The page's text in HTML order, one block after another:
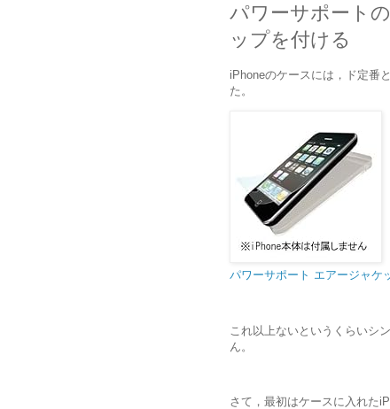
パワーサポート
ップを付ける
iPhoneのケースには，ド定番
た。
パワーサポート エアージャケ
これ以上ないというくらいシ
ん。
さて，最初はケースに入れた